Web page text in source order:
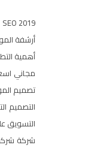
SEO 2019
أرشفة
أهمية
مجاني
تصميم
التصميم
التسويق
شركة